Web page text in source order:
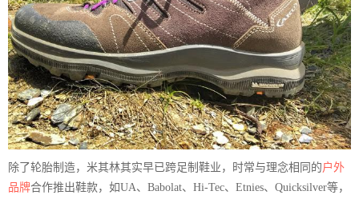
除了轮胎制造，米其林其实早已跨足制鞋业，时常与理念相同的户外
品牌合作推出鞋款，如UA、Babolat、Hi-Tec、Etnies、Quicksilver等，